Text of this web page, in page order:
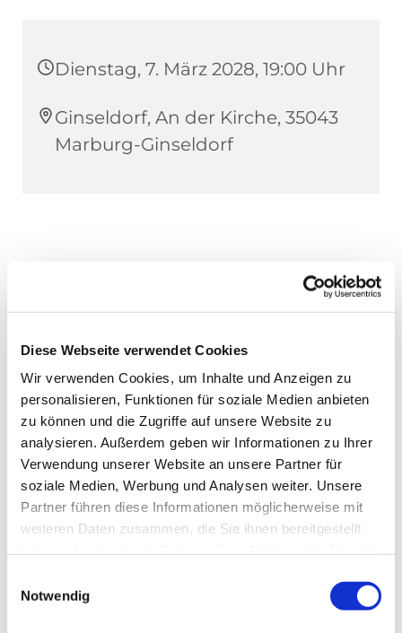
Diese Webseite verwendet Cookies
Wir verwenden Cookies, um Inhalte und Anzeigen zu
personalisieren, Funktionen für soziale Medien anbieten
zu können und die Zugriffe auf unsere Website zu
analysieren. Außerdem geben wir Informationen zu Ihrer
Verwendung unserer Website an unsere Partner für
soziale Medien, Werbung und Analysen weiter. Unsere
Partner führen diese Informationen möglicherweise mit
weiteren Daten zusammen, die Sie ihnen bereitgestellt
Notwendig
Dienstag, 7. März 2028, 19:00 Uhr
Ginseldorf, An der Kirche, 35043
Marburg-Ginseldorf
Dies könnte Sie auch